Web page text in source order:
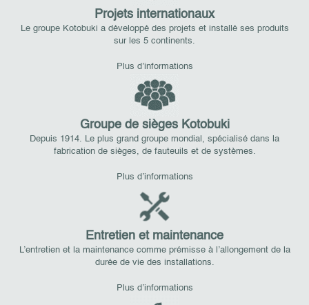
Projets internationaux
Le groupe Kotobuki a développé des projets et installé ses produits
sur les 5 continents.
Plus d’informations
Groupe de sièges Kotobuki
Depuis 1914. Le plus grand groupe mondial, spécialisé dans la
fabrication de sièges, de fauteuils et de systèmes.
Plus d’informations
Entretien et maintenance
L’entretien et la maintenance comme prémisse à l’allongement de la
durée de vie des installations.
Plus d’informations